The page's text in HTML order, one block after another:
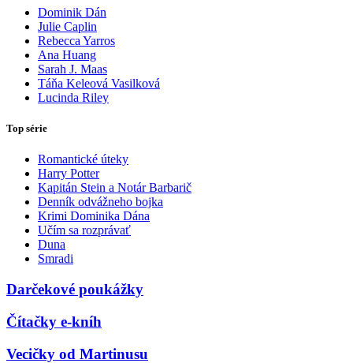
Dominik Dán
Julie Caplin
Rebecca Yarros
Ana Huang
Sarah J. Maas
Táňa Keleová Vasilková
Lucinda Riley
Top série
Romantické úteky
Harry Potter
Kapitán Stein a Notár Barbarič
Denník odvážneho bojka
Krimi Dominika Dána
Učím sa rozprávať
Duna
Smradi
Darčekové poukážky
Čítačky e-kníh
Vecičky od Martinusu